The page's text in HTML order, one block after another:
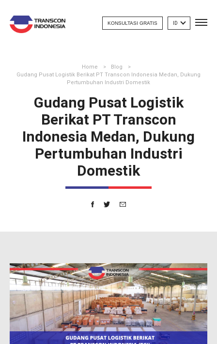
KONSULTASI GRATIS ID
Home
Blog
Gudang Pusat Logistik Berikat PT Transcon Indonesia Medan, Dukung
Pertumbuhan Industri Domestik
Gudang Pusat Logistik
Berikat PT Transcon
Indonesia Medan, Dukung
Pertumbuhan Industri
Domestik